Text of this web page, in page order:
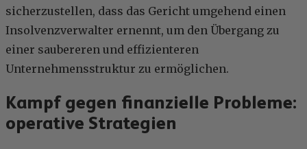
sicherzustellen, dass das Gericht umgehend einen
Insolvenzverwalter ernennt, um den Übergang zu
einer saubereren und effizienteren
Unternehmensstruktur zu ermöglichen.
Kampf gegen finanzielle Probleme:
operative Strategien